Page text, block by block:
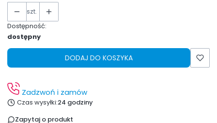
szt.
Dostępność:
dostępny
DODAJ DO KOSZYKA
Zadzwoń i zamów
Czas wysyłki:24 godziny
Zapytaj o produkt